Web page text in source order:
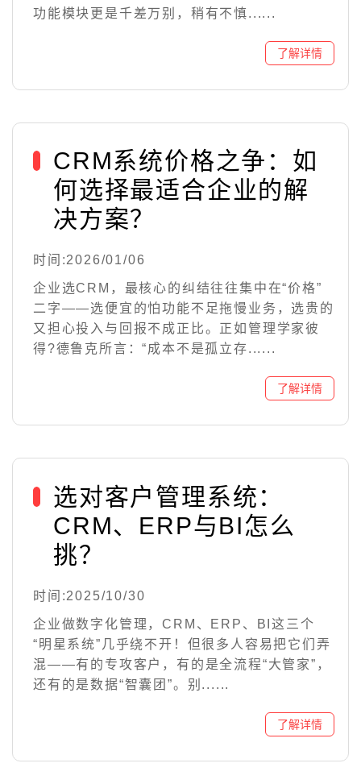
功能模块更是千差万别，稍有不慎......
CRM系统价格之争：如
何选择最适合企业的解
决方案？
时间:2026/01/06
企业选CRM，最核心的纠结往往集中在“价格”
二字——选便宜的怕功能不足拖慢业务，选贵的
又担心投入与回报不成正比。正如管理学家彼
得?德鲁克所言：“成本不是孤立存......
选对客户管理系统：
CRM、ERP与BI怎么
挑？
时间:2025/10/30
企业做数字化管理，CRM、ERP、BI这三个
“明星系统”几乎绕不开！但很多人容易把它们弄
混——有的专攻客户，有的是全流程“大管家”，
还有的是数据“智囊团”。别......